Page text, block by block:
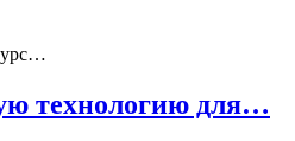
технологию для…